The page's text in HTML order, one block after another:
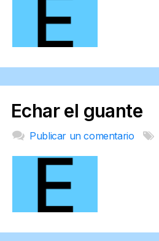
Echar el guante
Publicar un comentario